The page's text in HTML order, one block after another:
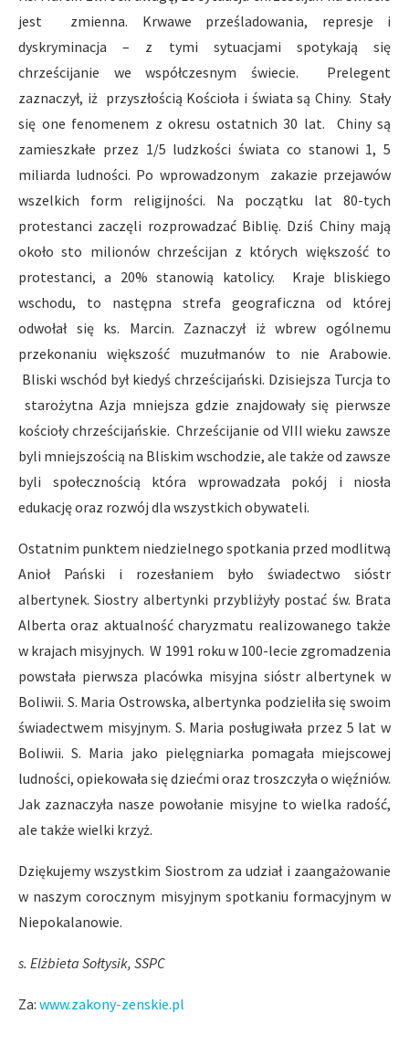
jest zmienna. Krwawe prześladowania, represje i
dyskryminacja – z tymi sytuacjami spotykają się
chrześcijanie we współczesnym świecie. Prelegent
zaznaczył, iż przyszłością Kościoła i świata są Chiny. Stały
się one fenomenem z okresu ostatnich 30 lat. Chiny są
zamieszkałe przez 1/5 ludzkości świata co stanowi 1, 5
miliarda ludności. Po wprowadzonym zakazie przejawów
wszelkich form religijności. Na początku lat 80-tych
protestanci zaczęli rozprowadzać Biblię. Dziś Chiny mają
około sto milionów chrześcijan z których większość to
protestanci, a 20% stanowią katolicy. Kraje bliskiego
wschodu, to następna strefa geograficzna od której
odwołał się ks. Marcin. Zaznaczył iż wbrew ogólnemu
przekonaniu większość muzułmanów to nie Arabowie.
Bliski wschód był kiedyś chrześcijański. Dzisiejsza Turcja to
starożytna Azja mniejsza gdzie znajdowały się pierwsze
kościoły chrześcijańskie. Chrześcijanie od VIII wieku zawsze
byli mniejszością na Bliskim wschodzie, ale także od zawsze
byli społecznością która wprowadzała pokój i niosła
edukację oraz rozwój dla wszystkich obywateli.
Ostatnim punktem niedzielnego spotkania przed modlitwą
Anioł Pański i rozesłaniem było świadectwo sióstr
albertynek. Siostry albertynki przybliżyły postać św. Brata
Alberta oraz aktualność charyzmatu realizowanego także
w krajach misyjnych. W 1991 roku w 100-lecie zgromadzenia
powstała pierwsza placówka misyjna sióstr albertynek w
Boliwii. S. Maria Ostrowska, albertynka podzieliła się swoim
świadectwem misyjnym. S. Maria posługiwała przez 5 lat w
Boliwii. S. Maria jako pielęgniarka pomagała miejscowej
ludności, opiekowała się dziećmi oraz troszczyła o więźniów.
Jak zaznaczyła nasze powołanie misyjne to wielka radość,
ale także wielki krzyż.
Dziękujemy wszystkim Siostrom za udział i zaangażowanie
w naszym corocznym misyjnym spotkaniu formacyjnym w
Niepokalanowie.
s. Elżbieta Sołtysik, SSPC
Za: www.zakony-zenskie.pl